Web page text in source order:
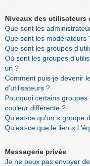
Niveaux des utilisateurs
Que sont les
Que sont les modérateurs
Que sont les groupes
Où sont les groupes
un ?
Comment puis-je devenir
d’utilisateurs ?
Pourquoi certains groupes
couleur différente ?
Qu’est-ce qu’un « groupe
Qu’est-ce que le lien «
Messagerie privée
Je ne peux pas envoyer